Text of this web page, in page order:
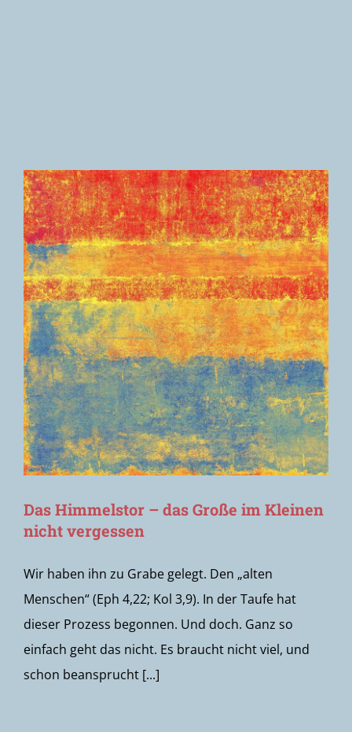
Das Himmelstor – das Große im Kleinen
nicht vergessen
Wir haben ihn zu Grabe gelegt. Den „alten
Menschen“ (Eph 4,22; Kol 3,9). In der Taufe hat
dieser Prozess begonnen. Und doch. Ganz so
einfach geht das nicht. Es braucht nicht viel, und
schon beansprucht [...]